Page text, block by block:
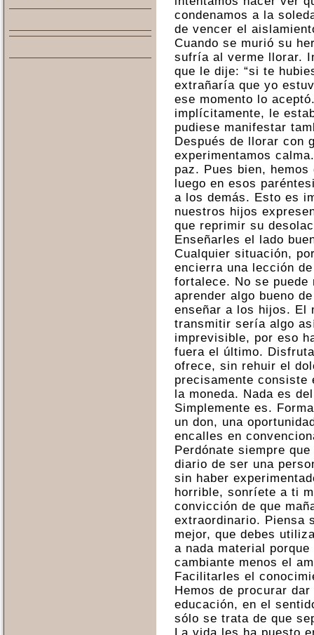
condenamos a la
de vencer el
Cuando se murió su
sufría al verme llorar.
que le dije: “si te
extrañaría que yo
ese momento lo
implícitamente, le
pudiese manifestar
Después de llorar con
experimentamos
paz. Pues bien,
luego en esos
a los demás. Esto es
nuestros hijos
que reprimir su
Enseñarles el lado
Cualquier situación,
encierra una lección
fortalece. No se
aprender algo bueno
enseñar a los hijos. El
transmitir sería algo
imprevisible, por eso
fuera el último.
ofrece, sin rehuir el
precisamente consiste
la moneda. Nada es
Simplemente es.
un don, una
encalles en
Perdónate siempre
diario de ser una
sin haber
horrible, sonríete a ti
convicción de que
extraordinario. Piensa
mejor, que debes
a nada material
cambiante menos el
Facilitarles el
Hemos de procurar
educación, en el
sólo se trata de que